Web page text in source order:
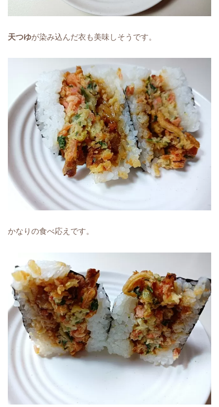
天つゆが染み込んだ衣も美味しそうです。
かなりの食べ応えです。